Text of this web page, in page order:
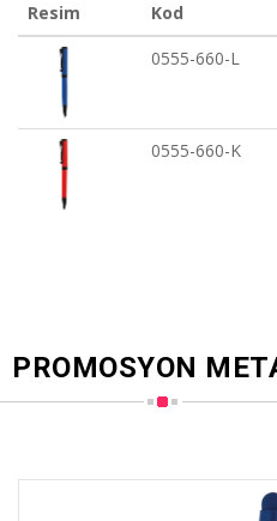
Resim Kod
0555-660-L
0555-660-K
PROMOSYON